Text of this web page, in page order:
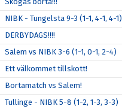
NIBK - Tungelsta 9-3 (1-1, 4-1, 4-1)
DERBYDAGS!!!!
Salem vs NIBK 3-6 (1-1, 0-1, 2-4)
Ett välkommet tillskott!
Bortamatch vs Salem!
Tullinge - NIBK 5-8 (1-2, 1-3, 3-3)